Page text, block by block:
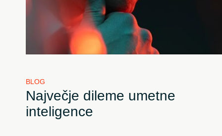
BLOG
Največje dileme umetne
inteligence